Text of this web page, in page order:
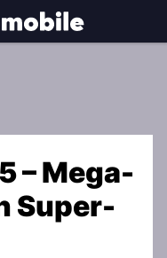
– Mega-
Super-